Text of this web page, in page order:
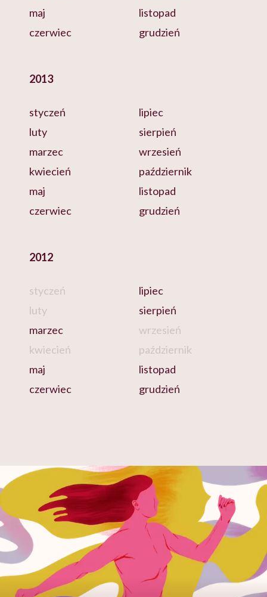
maj
czerwiec
listopad
grudzień
2013
styczeń
luty
marzec
kwiecień
maj
czerwiec
lipiec
sierpień
wrzesień
październik
listopad
grudzień
2012
styczeń
luty
marzec
kwiecień
maj
czerwiec
lipiec
sierpień
wrzesień
październik
listopad
grudzień